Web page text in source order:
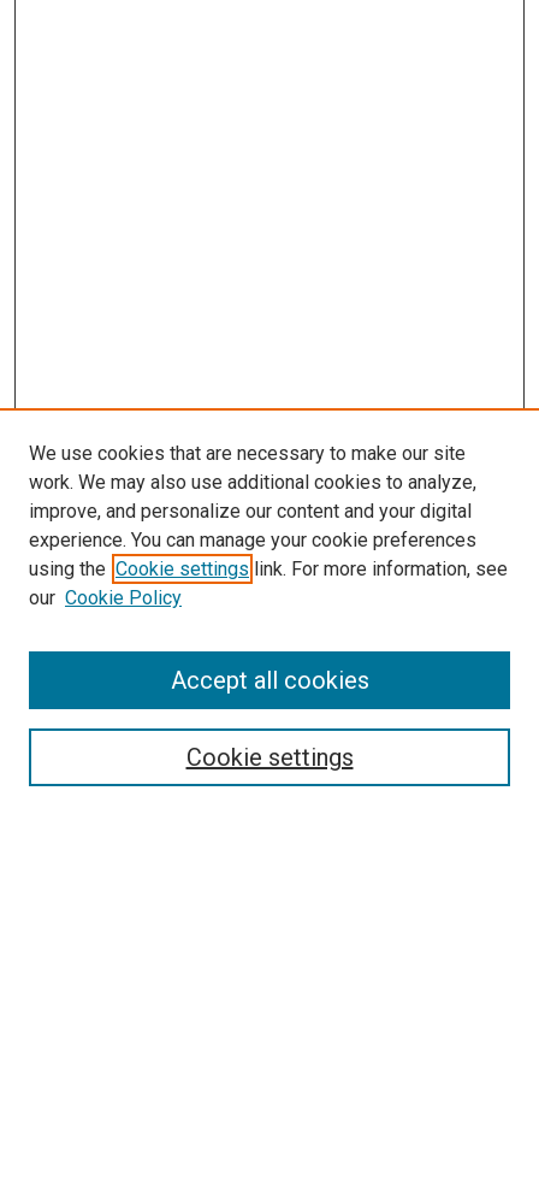
Journal Home
Policies
We use cookies that are necessary to make our site
work. We may also use additional cookies to analyze,
improve, and personalize our content and your digital
experience. You can manage your cookie preferences
using the Cookie settings link. For more information, see
our Cookie Policy
Cookie settings
Accept all cookies